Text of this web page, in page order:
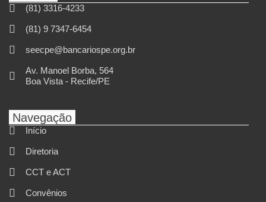
(81) 3316-4233
(81) 9 7347-6454
seecpe@bancariospe.org.br
Av. Manoel Borba, 564
Boa Vista - Recife/PE
Navegação
Início
Diretoria
CCT e ACT
Convênios